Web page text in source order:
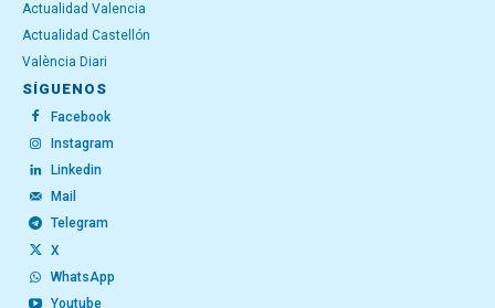
Actualidad Valencia
Actualidad Castellón
València Diari
SÍGUENOS
Facebook
Instagram
Linkedin
Mail
Telegram
X
WhatsApp
Youtube